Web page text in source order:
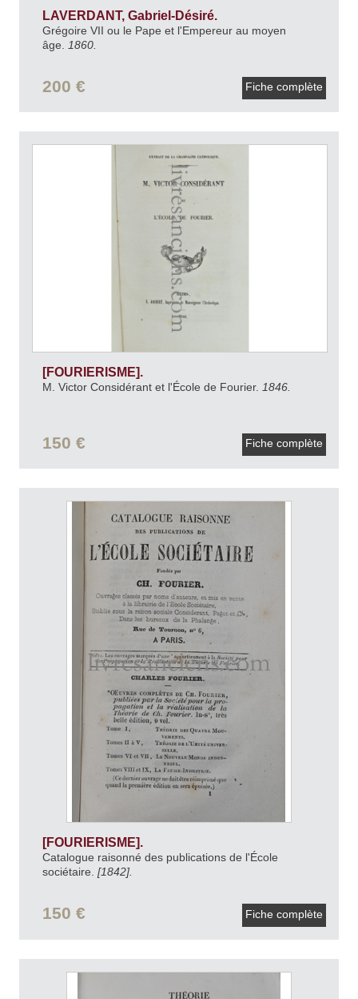
LAVERDANT, Gabriel-Désiré.
Grégoire VII ou le Pape et l'Empereur au moyen
âge.
1860.
200 € Fiche complète
[FOURIERISME].
M. Victor Considérant et l'École de Fourier. 1846.
150 € Fiche complète
[FOURIERISME].
Catalogue raisonné des publications de l'École
sociétaire. [1842].
150 € Fiche complète